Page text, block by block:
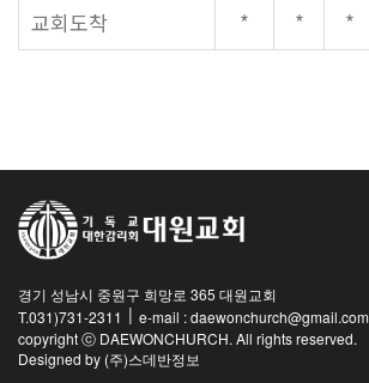
굿패밀리 복지재단
국내선교
해외선교
법인후원금내역
소식과 나눔
교회도착
* * *
경기 성남시 중원구 희망로 365 대원교회
T.031)731-2311 | e-mail : daewonchurch@gmail.com
copyright ⓒ DAEWONCHURCH. All rights reserved.
Designed by (주)스데반정보